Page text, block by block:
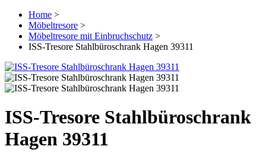
Home >
Möbeltresore >
Möbeltresore mit Einbruchschutz >
ISS-Tresore Stahlbüroschrank Hagen 39311
ISS-Tresore Stahlbüroschrank
Hagen 39311